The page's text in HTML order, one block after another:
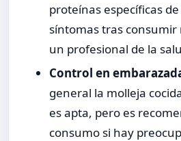
proteínas específicas
síntomas tras consumir
un profesional de la
Control en
general la molleja
es apta, pero es
consumo si hay